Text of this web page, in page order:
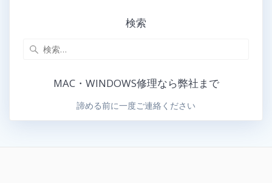
検索
MAC・WINDOWS修理なら弊社まで
諦める前に一度ご連絡ください